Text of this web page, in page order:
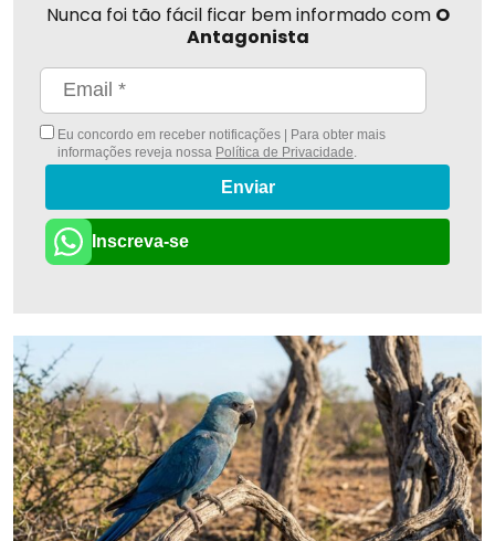
Nunca foi tão fácil ficar bem informado com O
Antagonista
Eu concordo em receber notificações | Para obter mais
informações reveja nossa Política de Privacidade
Enviar
Inscreva-se